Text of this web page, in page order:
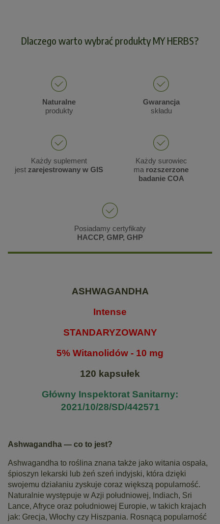
Dlaczego warto wybrać produkty MY HERBS?
Naturalne
produkty
Gwarancja
składu
Każdy suplement
jest zarejestrowany w GIS
Każdy surowiec
ma rozszerzone
badanie COA
Posiadamy certyfikaty
HACCP, GMP, GHP
ASHWAGANDHA
Intense
STANDARYZOWANY
5% Witanolidów - 10 mg
120 kapsułek
Główny Inspektorat Sanitarny:
2021/10/28/SD/442571
Ashwagandha — co to jest?
Ashwagandha to roślina znana także jako witania ospała,
śpioszyn lekarski lub żeń szeń indyjski, która dzięki
swojemu działaniu zyskuje coraz większą popularność.
Naturalnie występuje w Azji południowej, Indiach, Sri
Lance, Afryce oraz południowej Europie, w takich krajach
jak: Grecja, Włochy czy Hiszpania. Rosnącą popularność